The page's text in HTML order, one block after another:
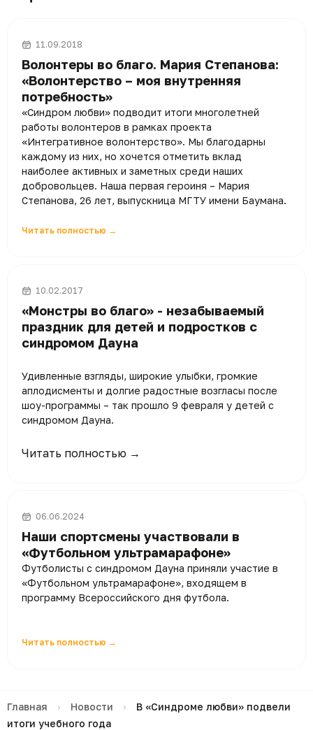
11.09.2018
Волонтеры во благо. Мария Степанова:
«Волонтерство – моя внутренняя
потребность»
«Синдром любви» подводит итоги многолетней
работы волонтеров в рамках проекта
«Интегративное волонтерство». Мы благодарны
каждому из них, но хочется отметить вклад
наиболее активных и заметных среди наших
добровольцев. Наша первая героиня – Мария
Степанова, 26 лет, выпускница МГТУ имени Баумана.
Читать полностью →
10.02.2017
«Монстры во благо» - незабываемый
праздник для детей и подростков с
синдромом Дауна
Удивленные взгляды, широкие улыбки, громкие
аплодисменты и долгие радостные возгласы после
шоу-программы – так прошло 9 февраля у детей с
синдромом Дауна.
Читать полностью →
06.06.2024
Наши спортсмены участвовали в
«Футбольном ультрамарафоне»
Футболисты с синдромом Дауна приняли участие в
«Футбольном ультрамарафоне», входящем в
программу Всероссийского дня футбола.
Читать полностью →
Главная › Новости ›
В «Синдроме любви» подвели
итоги учебного года